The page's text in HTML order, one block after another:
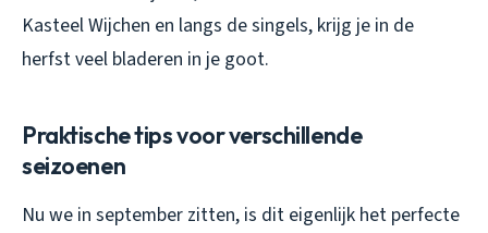
Kasteel Wijchen en langs de singels, krijg je in de
herfst veel bladeren in je goot.
Praktische tips voor verschillende
seizoenen
Nu we in september zitten, is dit eigenlijk het perfecte